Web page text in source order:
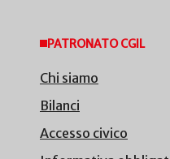
PATRONATO CGIL
Chi siamo
Bilanci
Accesso civico